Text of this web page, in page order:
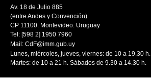
Av. 18 de Julio 885
(entre Andes y Convención)
CP 11100. Montevideo. Uruguay
Tel: [598 2] 1950 7960
Mail: CdF@imm.gub.uy
Lunes, miércoles, jueves, viernes: de 10 a 19.30 h.
Martes: de 10 a 21 h. Sábados de 9.30 a 14.30 h.